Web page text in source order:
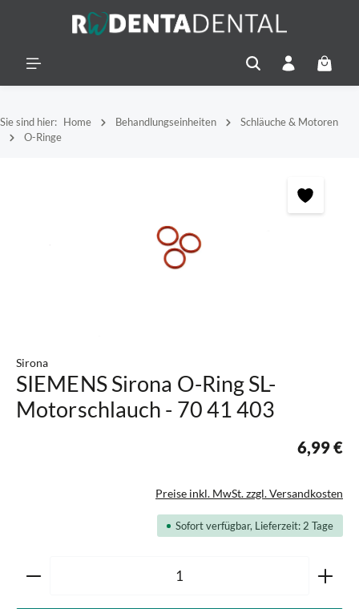
Sie sind hier: Home Behandlungseinheiten
Schläuche & Motoren
O-Ringe
Sirona
SIEMENS Sirona O-Ring SL-
Motorschlauch - 70 41 403
6,99 €
Preise inkl. MwSt. zzgl. Versandkosten
Sofort verfügbar, Lieferzeit: 2 Tage
Produkt Anzahl: Gib den gewünschten Wert ein oder